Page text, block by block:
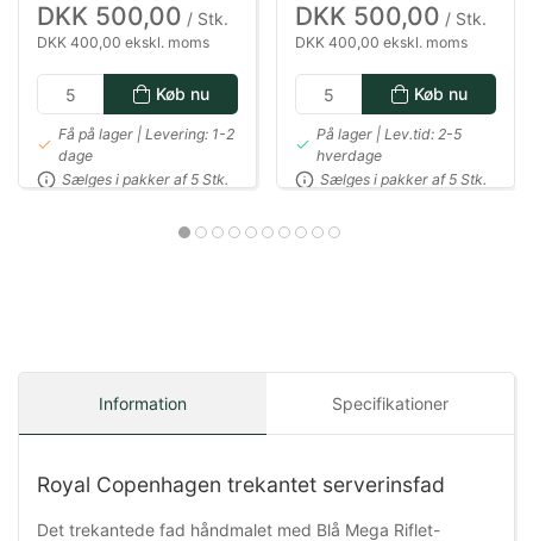
DKK 500,00 / Stk.
DKK 400,00 ekskl. moms
Køb nu
Få på lager | Levering: 1-2
dage
Sælges i pakker af 5 Stk.
DKK 500,00 / Stk.
DKK 400,00 ekskl. moms
Køb nu
På lager | Lev.tid: 2-5
hverdage
Sælges i pakker af 5 Stk.
Information Specifikationer
Royal Copenhagen trekantet serverinsfad
Det trekantede fad håndmalet med Blå Mega Riflet-